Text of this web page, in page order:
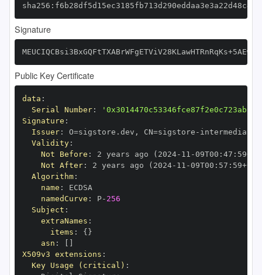
Signature
Public Key Certificate
data :
Serial Number:
Signature :
Issuer: O=sigstore.dev , CN=sigstore -
Validity:
Not Before : 2 years ago (2024- 11 -09T00 : 47 : 59+00
Not After: 2 years ago (2024- 11 -09T00 : 57 : 59+00
Algorithm:
name :
namedCurve : P- 256
Subject :
extraNames :
items : { }
asn :
X509v3 extensions :
Key Usage (critical) :